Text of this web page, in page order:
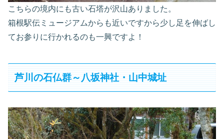
こちらの境内にも古い石塔が沢山ありました。
箱根駅伝ミュージアムからも近いですから少し足を伸ばし
てお参りに行かれるのも一興ですよ！
芦川の石仏群～八坂神社・山中城址